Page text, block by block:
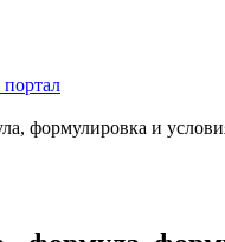
формулировка и